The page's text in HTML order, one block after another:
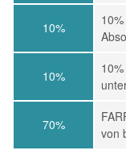
10%
10%
70%
von